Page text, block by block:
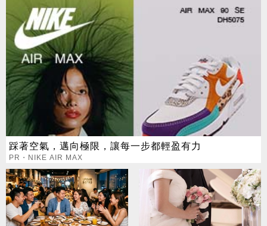
踩著空氣，邁向極限，讓每一步都輕盈有力
PR・NIKE AIR MAX